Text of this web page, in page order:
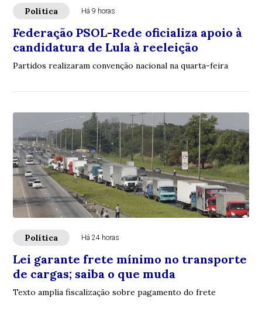
Política Há 9 horas
Federação PSOL-Rede oficializa apoio à
candidatura de Lula à reeleição
Partidos realizaram convenção nacional na quarta-feira
Política Há 24 horas
Lei garante frete mínimo no transporte
de cargas; saiba o que muda
Texto amplia fiscalização sobre pagamento do frete